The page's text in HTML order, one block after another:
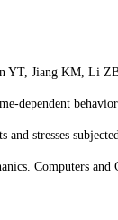
YT, Jiang KM, Li
dependent
and stresses
Computers and